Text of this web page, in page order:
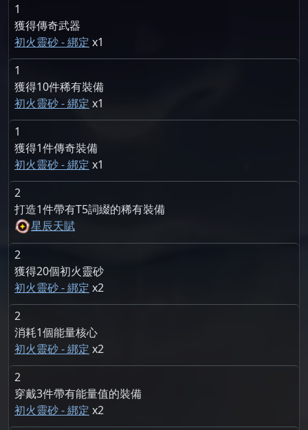
1
獲得傳奇武器
初火靈砂 - 綁定
1
1
獲得10件稀有裝備
初火靈砂 - 綁定
1
1
獲得1件傳奇裝備
初火靈砂 - 綁定
1
2
打造1件帶有T5詞綴的稀有裝備
星辰天賦
2
獲得20個初火靈砂
初火靈砂 - 綁定 2
2
消耗1個能量核心
初火靈砂 - 綁定 2
2
穿戴3件帶有能量值的裝備
初火靈砂 - 綁定 2